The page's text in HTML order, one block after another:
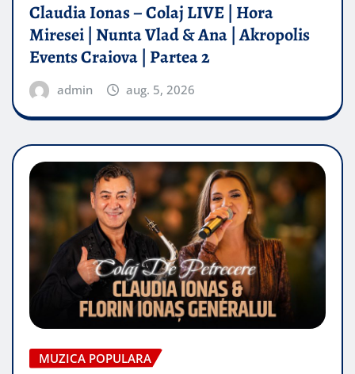
Claudia Ionas – Colaj LIVE | Hora
Miresei | Nunta Vlad & Ana | Akropolis
Events Craiova | Partea 2
admin aug. 5, 2026
MUZICA POPULARA